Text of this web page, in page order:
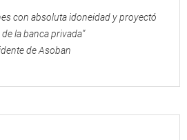
con absoluta idoneidad y proyectó
la banca privada”
de Asoban